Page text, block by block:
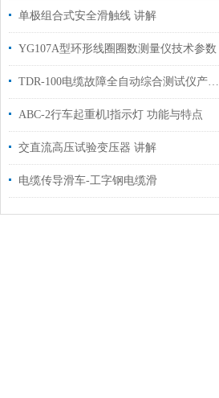
单极组合式安全滑触线 讲解
YG107A型环形线圈圈数测量仪技术参数
TDR-100电缆故障全自动综合测试仪产品特点技术指标
ABC-2行车起重机l指示灯 功能与特点
交直流高压试验变压器 讲解
电缆传导滑车-工字钢电缆滑